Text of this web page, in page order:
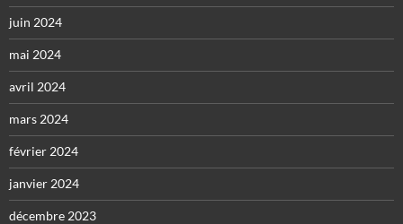
juin 2024
mai 2024
avril 2024
mars 2024
février 2024
janvier 2024
décembre 2023